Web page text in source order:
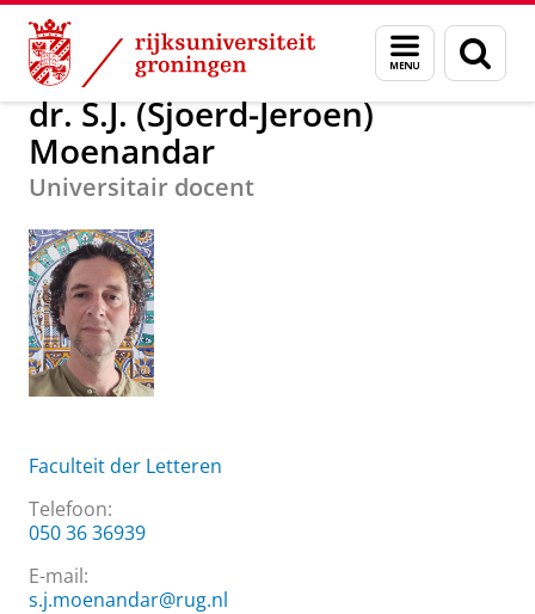
Skip
Content
Skip
Navigation
Menu
en
zoeken
Over ons dr. S.J. (Sjoerd-Jeroen) Moenandar
dr. S.J. (Sjoerd-Jeroen)
Moenandar
Universitair docent
Faculteit der Letteren
Telefoon:
050 36 36939
E-mail:
s.j.moenandar@rug.nl